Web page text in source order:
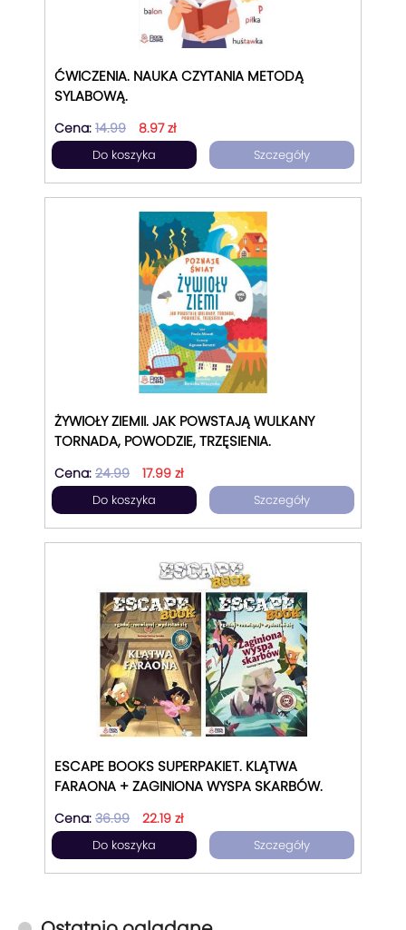
ĆWICZENIA. NAUKA CZYTANIA METODĄ
SYLABOWĄ.
Cena: 14.99 8.97 zł
Do koszyka Szczegóły
ŻYWIOŁY ZIEMII. JAK POWSTAJĄ WULKANY
TORNADA, POWODZIE, TRZĘSIENIA.
Cena: 24.99 17.99 zł
Do koszyka Szczegóły
ESCAPE BOOKS SUPERPAKIET. KLĄTWA
FARAONA + ZAGINIONA WYSPA SKARBÓW.
Cena: 36.99 22.19 zł
Do koszyka Szczegóły